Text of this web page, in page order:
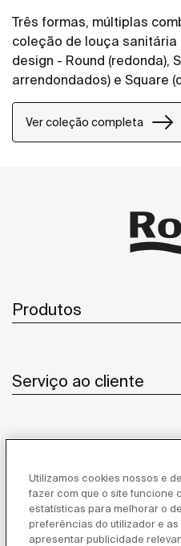
Três formas, múltiplas
coleção de louça sanitária
design - Round (redonda),
arrendondados) e Square
combináveis entre si,
de banho de todos os
Ver coleção completa
Produtos
Serviço ao cliente
Inspiração
Utilizamos cookies nossos e
fazer com que o site funcione
estatísticas para melhorar o
preferências do utilizador e as
apresentar publicidade